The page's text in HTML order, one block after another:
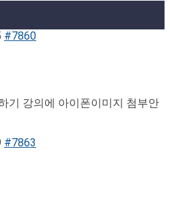
#7860
기 강의에 아이폰이미지 첨부안
#7863